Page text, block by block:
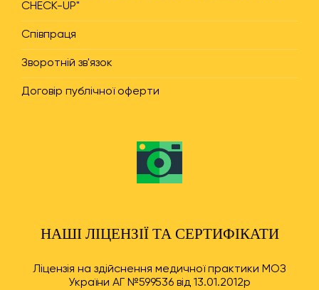
CHECK-UP"
Співпраця
Зворотній зв'язок
Договір публічної оферти
НАШІ ЛІЦЕНЗІЇ ТА СЕРТИФІКАТИ
Ліцензія на здійснення медичної практики МОЗ
України АГ №599536 від 13.01.2012р